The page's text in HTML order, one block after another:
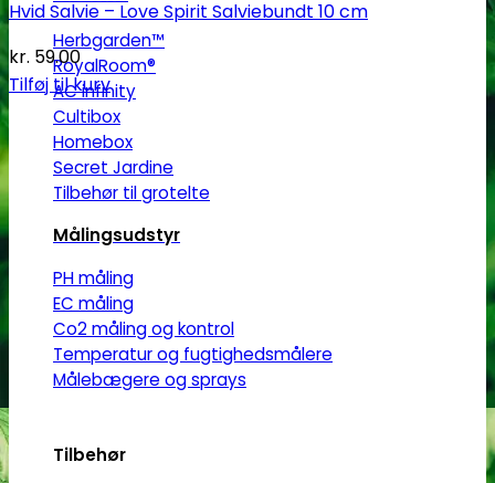
Herbgarden™
RoyalRoom®
AC infinity
Cultibox
Homebox
Secret Jardine
Tilbehør til grotelte
Målingsudstyr
PH måling
EC måling
Co2 måling og kontrol
Temperatur og fugtighedsmålere
Målebægere og sprays
Tilbehør
Hvid Salvie – Love Spirit Salviebundt 10 cm
kr. 59.00
Tilføj til kurv